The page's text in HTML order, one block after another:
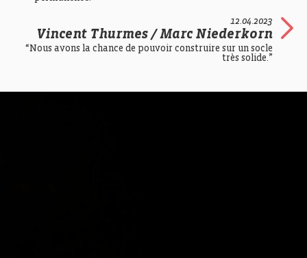
12.04.2023
Vincent Thurmes / Marc Niederkorn
“Nous avons la chance de pouvoir construire sur un socle
très solide.”